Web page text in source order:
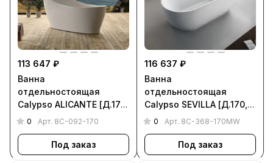
113 647 ₽
Ванна
отдельностоящая
Calypso ALICANTE [Д.170,
Ш. 80, Г. 47, 8C-092-170]
0 Арт. 8C-092-170
Под заказ
116 637 ₽
Ванна
отдельностоящая
Calypso SEVILLA [Д.170,
Ш. 80, Г. 47, 8C-368-
0 Арт. 8C-368-170MW
Под заказ